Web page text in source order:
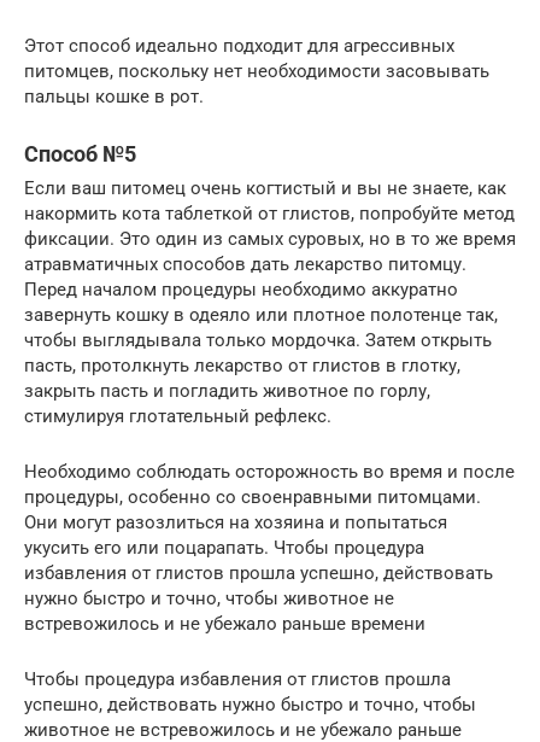
Этот способ идеально подходит для агрессивных
питомцев, поскольку нет необходимости засовывать
пальцы кошке в рот.
Способ №5
Если ваш питомец очень когтистый и вы не знаете, как
накормить кота таблеткой от глистов, попробуйте метод
фиксации. Это один из самых суровых, но в то же время
атравматичных способов дать лекарство питомцу.
Перед началом процедуры необходимо аккуратно
завернуть кошку в одеяло или плотное полотенце так,
чтобы выглядывала только мордочка. Затем открыть
пасть, протолкнуть лекарство от глистов в глотку,
закрыть пасть и погладить животное по горлу,
стимулируя глотательный рефлекс.
Необходимо соблюдать осторожность во время и после
процедуры, особенно со своенравными питомцами.
Они могут разозлиться на хозяина и попытаться
укусить его или поцарапать. Чтобы процедура
избавления от глистов прошла успешно, действовать
нужно быстро и точно, чтобы животное не
встревожилось и не убежало раньше времени
Чтобы процедура избавления от глистов прошла
успешно, действовать нужно быстро и точно, чтобы
животное не встревожилось и не убежало раньше